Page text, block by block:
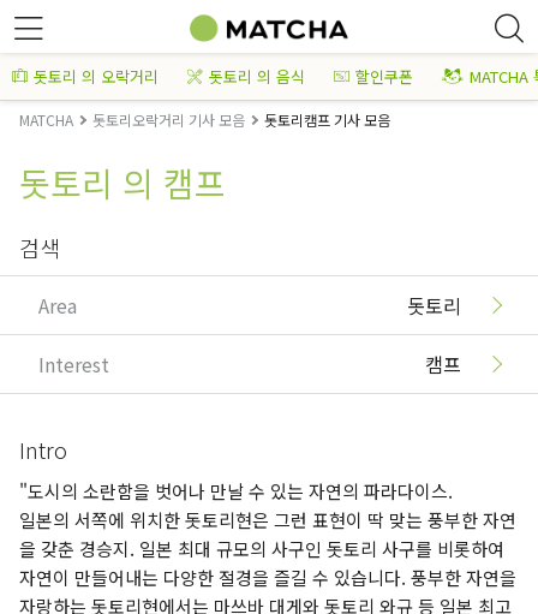
돗토리 의 오락거리 돗토리 의 음식 할인쿠폰 MATCHA
MATCHA 돗토리오락거리 기사 모음 돗토리캠프 기사 모음
돗토리 의 캠프
검색
Area 돗토리
Interest 캠프
Intro
"도시의 소란함을 벗어나 만날 수 있는 자연의 파라다이스.
일본의 서쪽에 위치한 돗토리현은 그런 표현이 딱 맞는 풍부한 자연
을 갖춘 경승지. 일본 최대 규모의 사구인 돗토리 사구를 비롯하여
자연이 만들어내는 다양한 절경을 즐길 수 있습니다. 풍부한 자연을
자랑하는 돗토리현에서는 마쓰바 대게와 돗토리 와규 등 일본 최고